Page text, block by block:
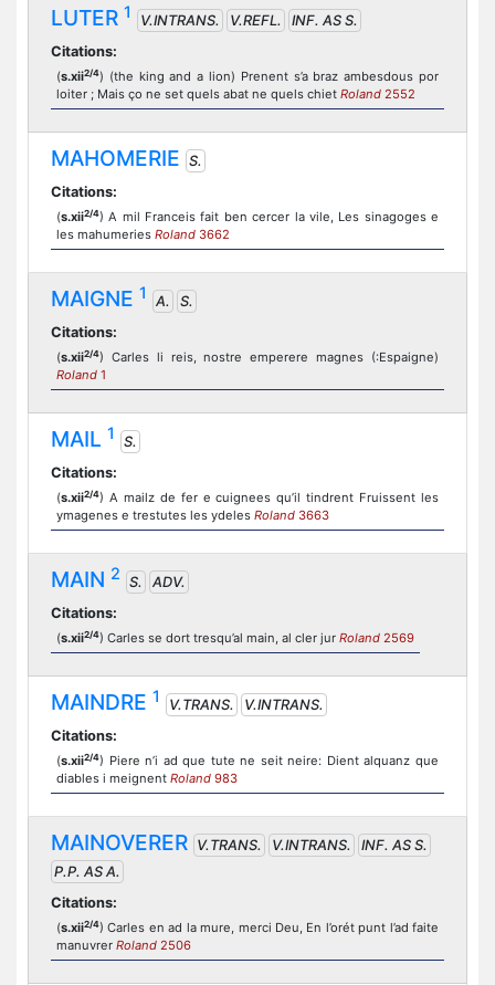
LUTER 1 V.INTRANS. V.REFL.
INF. AS S.
Citations:
(s.xii2/4) (the king and a lion) Prenent s’a braz ambesdous por
loiter ; Mais ço ne set quels abat ne quels chiet Roland 2552
MAHOMERIE S.
Citations:
(s.xii2/4) A mil Franceis fait ben cercer la vile, Les sinagoges e
les mahumeries Roland 3662
MAIGNE 1 A.
S.
Citations:
(s.xii2/4) Carles li reis, nostre emperere magnes (:Espaigne)
Roland 1
MAIL 1
S.
Citations:
(s.xii2/4) A mailz de fer e cuignees qu’il tindrent Fruissent les
ymagenes e trestutes les ydeles Roland 3663
MAIN 2 S.
ADV.
Citations:
(s.xii2/4) Carles se dort tresqu’al main, al cler jur Roland 2569
MAINDRE 1 V.TRANS.
V.INTRANS.
Citations:
(s.xii2/4) Piere n’i ad que tute ne seit neire: Dient alquanz que
diables i meignent Roland 983
MAINOVERER V.TRANS. V.INTRANS.
INF. AS S.
P.P. AS A.
Citations:
(s.xii2/4) Carles en ad la mure, merci Deu, En l’orét punt l’ad faite
manuvrer Roland 2506